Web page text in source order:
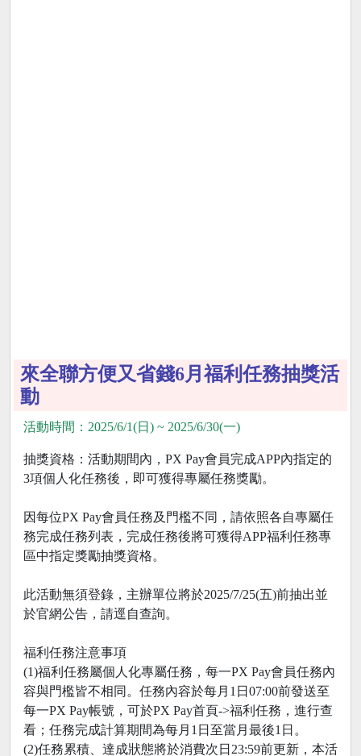
來全聯方便又省錢6月福利任務抽獎活
動
活動時間：2025/6/1(日) ~ 2025/6/30(一)
抽獎資格：活動期間內，PX Pay會員完成APP內指定的
3項個人化任務後，即可獲得專屬任務獎勵。
因每位PX Pay會員任務及門檻不同，請依照各自專屬任
務完成任務列表，完成任務後將可獲得APP福利任務專
區中指定獎勵抽獎資格。
此活動無須登錄，主辦單位將於2025/7/25(五)前抽出並
於官網公告，請逕自查詢。
福利任務注意事項
(1)福利任務屬個人化專屬任務，每一PX Pay會員任務內
容與門檻皆不相同。任務內容於每月1日07:00前發送至
每一PX Pay帳號，可於PX Pay首頁->福利任務，進行查
看；任務完成計算期間為每月1日至當月最後1日。
(2)任務累積、達成狀態將於消費次日23:59前更新，本活